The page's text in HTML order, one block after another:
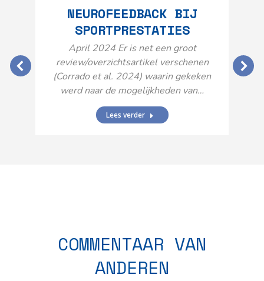
NEUROFEEDBACK BIJ
SPORTPRESTATIES
April 2024 Er is net een groot
review/overzichtsartikel verschenen
(Corrado et al. 2024) waarin gekeken
werd naar de mogelijkheden van…
Lees verder
COMMENTAAR VAN
ANDEREN